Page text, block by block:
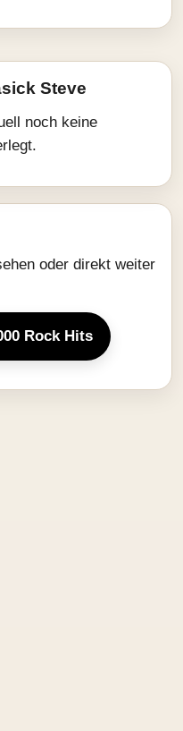
Steve
noch keine
oder direkt weiter
Rock Hits